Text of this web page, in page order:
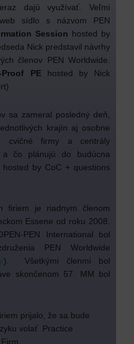
dajú využívať. Veľmi
sídlo s názvom PEN
Session hosted by
Nick predstavil návrhy
členov PEN Worldwide.
Proof PE hosted by Nick
sa zameral posledný deň,
krajín aj osobne
cvičné firmy a centrály
a čo plánujú do budúcna
hosted by CoC + questions
firiem je riadnym členom
Essene od roku 2008.
PEN International bol
PEN Worldwide
). Všetkými členmi bol
skončenom 57. MM bol
prijalo, že sa bude
volať Practice